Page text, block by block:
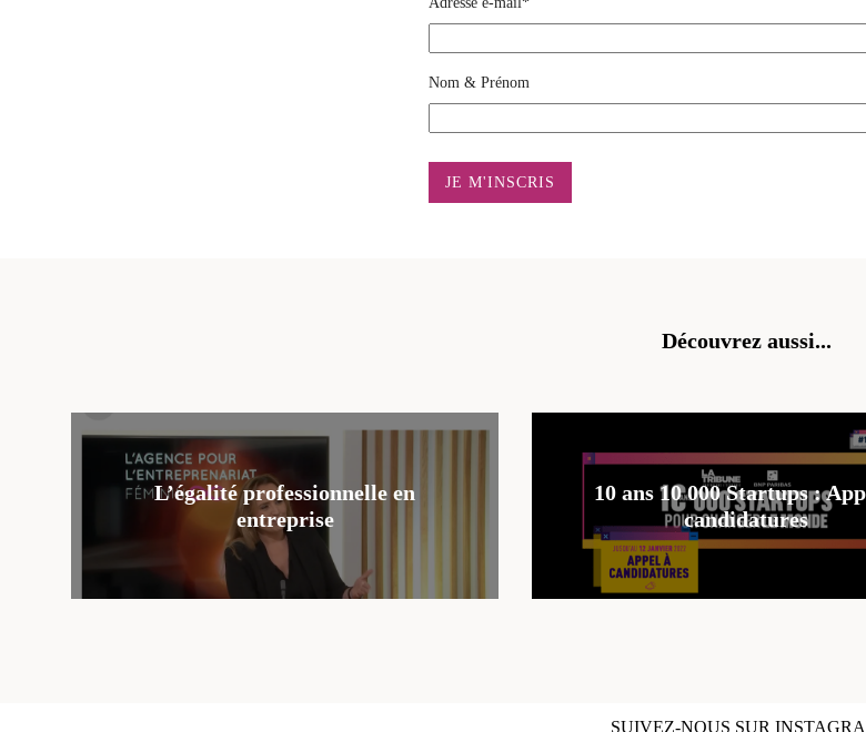
Nom & Prénom
Découvrez aussi...
L’égalité professionnelle en
entreprise
10 ans 10 000 Startups :
candidatures
SUIVEZ-NOUS SUR